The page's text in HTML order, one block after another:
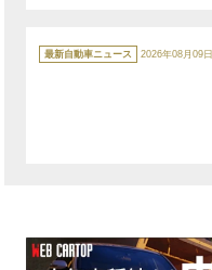
テ
ゴ
最新自動車ニュース 2026年08月09日